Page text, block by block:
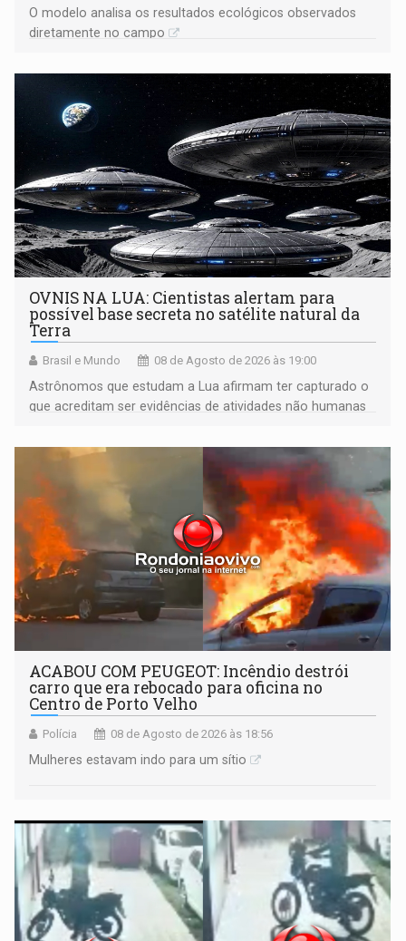
O modelo analisa os resultados ecológicos observados
diretamente no campo
OVNIS NA LUA: Cientistas alertam para
possível base secreta no satélite natural da
Terra
Brasil e Mundo 08 de Agosto de 2026 às 19:00
Astrônomos que estudam a Lua afirmam ter capturado o
que acreditam ser evidências de atividades não humanas
órbita
ACABOU COM PEUGEOT: Incêndio destrói
carro que era rebocado para oficina no
Centro de Porto Velho
Polícia 08 de Agosto de 2026 às 18:56
Mulheres estavam indo para um sítio